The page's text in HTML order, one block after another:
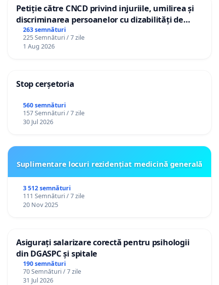
Petiție către CNCD privind injuriile, umilirea și
discriminarea persoanelor cu dizabilități de
către utilizatorul TikTok „Gorici”
263 semnături
225 Semnături / 7 zile
1 Aug 2026
Stop cerșetoria
560 semnături
157 Semnături / 7 zile
30 Jul 2026
Suplimentare locuri rezidențiat medicină generală
3 512 semnături
111 Semnături / 7 zile
20 Nov 2025
Asigurați salarizare corectă pentru psihologii
din DGASPC și spitale
190 semnături
70 Semnături / 7 zile
31 Jul 2026